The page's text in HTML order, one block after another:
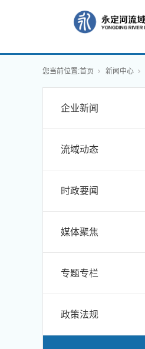
您当前位置:首页 新闻中心
企业新闻
流域动态
时政要闻
媒体聚焦
专题专栏
政策法规